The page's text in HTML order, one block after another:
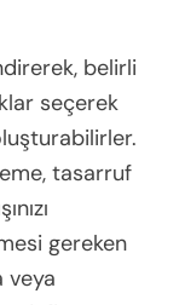
İçin
ve
odaklanın. İlk